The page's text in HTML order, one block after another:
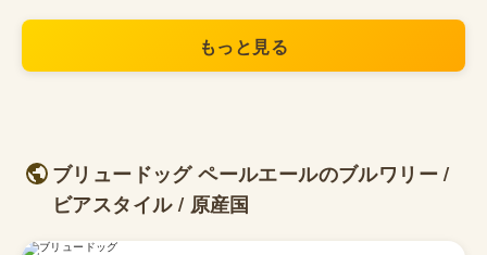
もっと見る
ブリュードッグ ペールエールのブルワリー /
ビアスタイル / 原産国